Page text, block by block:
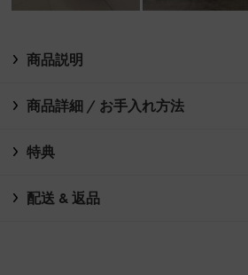
商品説明
商品詳細 / お手入れ方法
特典
配送 & 返品